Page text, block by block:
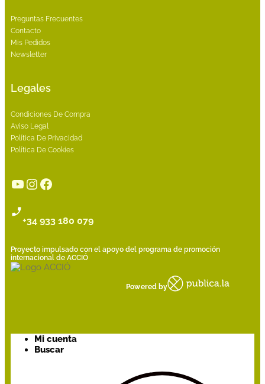
Preguntas Frecuentes
Contacto
Mis Pedidos
Newsletter
Legales
Condiciones De Compra
Aviso Legal
Política De Privacidad
Política De Cookies
YouTube
Instagram
Facebook
+34 933 180 079
Proyecto impulsado con el apoyo del programa de promoción
internacional de ACCIÓ
Powered by
Mi cuenta
Buscar